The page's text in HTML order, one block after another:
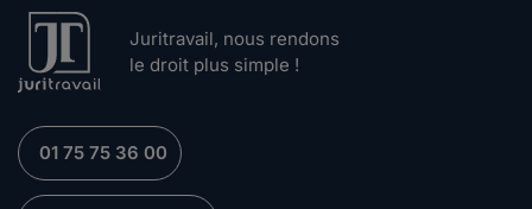
Juritravail, nous rendons
le droit plus simple !
01 75 75 36 00